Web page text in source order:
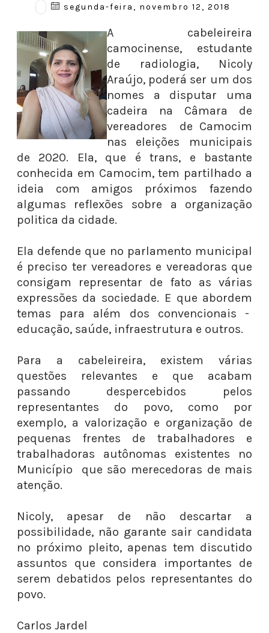
segunda-feira, novembro 12, 2018
A cabeleireira
camocinense, estudante
de radiologia, Nicoly
Araújo, poderá ser um dos
nomes a disputar uma
cadeira na Câmara de
vereadores de Camocim
nas eleições municipais
de 2020. Ela, que é trans, e bastante
conhecida em Camocim, tem partilhado a
ideia com amigos próximos fazendo
algumas reflexões sobre a organização
politica da cidade.
Ela defende que no parlamento municipal
é preciso ter vereadores e vereadoras que
consigam representar de fato as várias
expressões da sociedade. E que abordem
temas para além dos convencionais -
educação, saúde, infraestrutura e outros.
Para a cabeleireira, existem várias
questões relevantes e que acabam
passando despercebidos pelos
representantes do povo, como por
exemplo, a valorização e organização de
pequenas frentes de trabalhadores e
trabalhadoras autônomas existentes no
Município que são merecedoras de mais
atenção.
Nicoly, apesar de não descartar a
possibilidade, não garante sair candidata
no próximo pleito, apenas tem discutido
assuntos que considera importantes de
serem debatidos pelos representantes do
povo.
Carlos Jardel